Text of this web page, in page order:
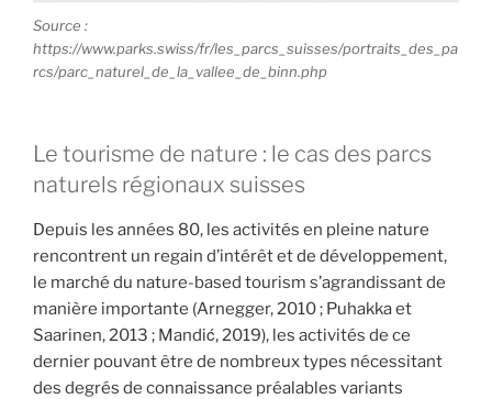
Source :
https://www.parks.swiss/fr/les_parcs_suisses/portraits_des_pa
rcs/parc_naturel_de_la_vallee_de_binn.php
Le tourisme de nature : le cas des parcs
naturels régionaux suisses
Depuis les années 80, les activités en pleine nature
rencontrent un regain d’intérêt et de développement,
le marché du nature-based tourism s’agrandissant de
manière importante (Arnegger, 2010 ; Puhakka et
Saarinen, 2013 ; Mandić, 2019), les activités de ce
dernier pouvant être de nombreux types nécessitant
des degrés de connaissance préalables variants